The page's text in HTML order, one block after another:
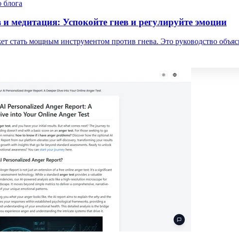
блога
и медитация: Успокойте гнев и регулируйте эмоции
стать мощным инструментом против гнева. Это руководство